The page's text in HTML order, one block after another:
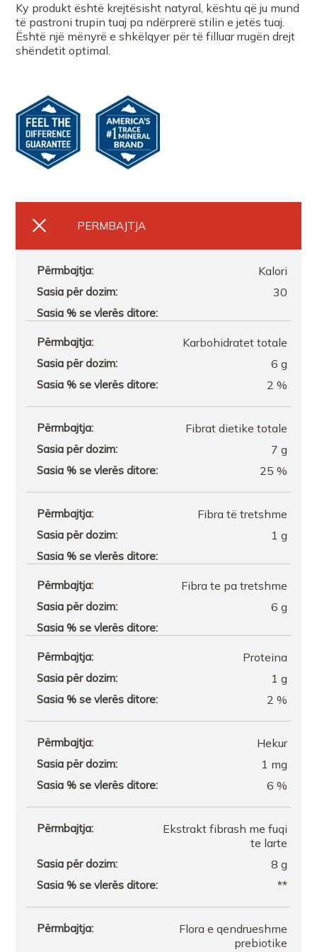
Ky produkt është krejtësisht natyral, kështu që ju mund
të pastroni trupin tuaj pa ndërprerë stilin e jetës tuaj.
Është një mënyrë e shkëlqyer për të filluar rrugën drejt
shëndetit optimal.
PERMBAJTJA
Kalori
30
Karbohidratet totale
6 g
2 %
Fibrat dietike totale
7 g
25 %
Fibra të tretshme
1 g
Fibra te pa tretshme
6 g
Proteina
1 g
2 %
Hekur
1 mg
6 %
Ekstrakt fibrash me fuqi
te larte
8 g
**
Flora e qendrueshme
prebiotike